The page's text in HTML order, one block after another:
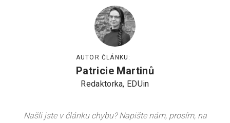
AUTOR ČLÁNKU:
Patricie Martinů
Redaktorka, EDUin
Našli jste v článku chybu? Napište nám, prosím, na